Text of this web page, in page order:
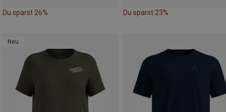
Du sparst 26% Du sparst 23%
Neu